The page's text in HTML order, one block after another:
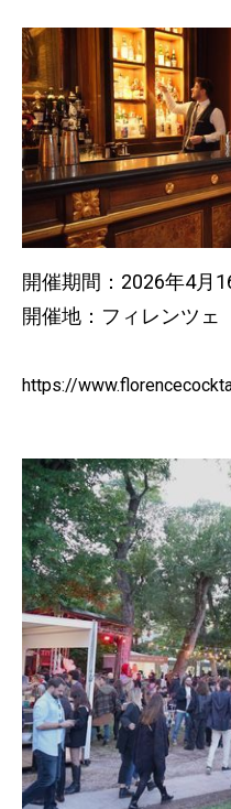
開催期間：2026年4月
開催地：フィレンツェ
https://